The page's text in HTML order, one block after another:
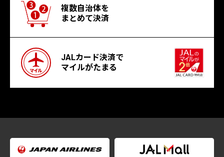
複数自治体を
まとめて決済
JALカード決済で
マイルがたまる